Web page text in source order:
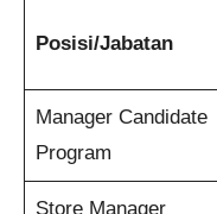
Posisi/Jabatan
Manager Candidate
Program
Store Manager